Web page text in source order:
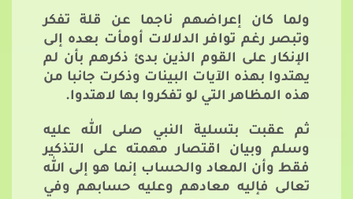
ولما كان إعراضهم ناجما عن قلة تفكر
وتبصر رغم توافر الدلالات أومأت بعده إلى
الإنكار على القوم الذين بدئ ذكرهم بأن لم
يهتدوا بهذه الآيات البينات وذكرت جانبا من
هذه المظاهر التي لو تفكروا بها لاهتدوا.
ثم عقبت بتسلية النبي صلى الله عليه
وسلم وبيان اقتصار مهمته على التذكير
فقط وأن المعاد والحساب إنما هو إلى الله
تعالى فإليه معادهم وعليه حسابهم وفي